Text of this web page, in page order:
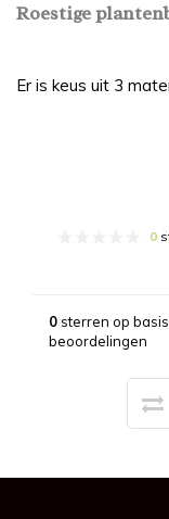
Roestige
Er is keus uit 3
0
0sterren op
beoordelingen